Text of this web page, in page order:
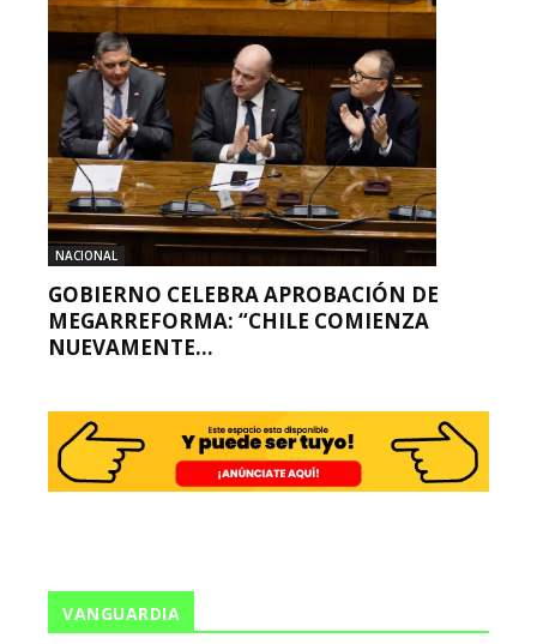
NACIONAL
GOBIERNO CELEBRA APROBACIÓN DE
MEGARREFORMA: “CHILE COMIENZA
NUEVAMENTE...
VANGUARDIA